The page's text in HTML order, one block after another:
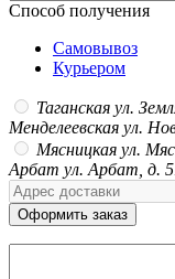
Способ получения
Самовывоз
Курьером
Таганская ул.
Менделеевская ул.
Мясницкая ул.
Арбат ул. Арбат, д.
Оформить заказ